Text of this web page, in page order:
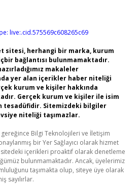
live:.cid.575569c608265c69
sitesi, herhangi bir marka, kurum
bağlantısı bulunmamaktadır.
makaleler
yer alan içerikler haber niteliği
kurum ve kişiler hakkında
Gerçek kurum ve kişiler ile isim
tesadüfidir. Sitemizdeki bilgiler
niteliği taşımazlar.
gereğince Bilgi Teknolojileri ve İletişim
bir Yer Sağlayıcı olarak hizmet
içerikleri proaktif olarak denetleme
bulunmamaktadır. Ancak, üyelerimiz
taşımakta olup, siteye üye olarak
sayılırlar.